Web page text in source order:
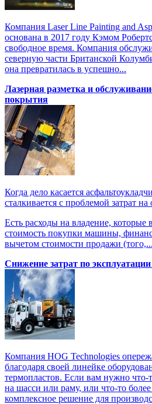
Компания Laser Line Painting and
основана в 2017 году Кэмом
свободное время. Компания
северную части Британской
она превратилась в успешно...
Лазерная разметка и
покрытия
Когда дело касается
сталкивается с проблемой затрат на
Есть расходы на владение, которые
стоимость покупки машины,
вычетом стоимости продажи (того,...
Снижение затрат по
Компания HOG Technologies
благодаря своей линейке
термопластов. Если вам нужно что-
на шасси или раму, или что-то
комплексное решение для